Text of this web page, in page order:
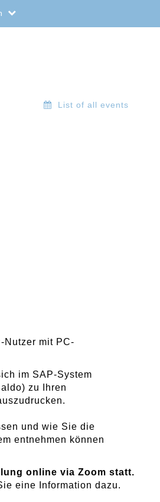
List of all events
Nutzer mit PC-
im SAP-System
zu Ihren
und wie Sie die
entnehmen können
online via Zoom statt.
eine Information dazu.